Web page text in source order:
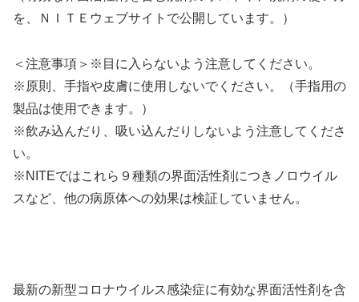
を、ＮＩＴＥウェブサイトで公開しています。）
＜注意事項＞※目に入らないよう注意してください。
※原則、手指や皮膚に使用しないでください。（手指用の
製品は使用できます。）
※飲み込んだり、吸い込んだりしないよう注意してくださ
い。
※NITEではこれら９種類の界面活性剤につきノロウイル
スなど、他の病原体への効果は検証していません。
最新の新型コロナウイルス感染症に有効な界面活性剤を含